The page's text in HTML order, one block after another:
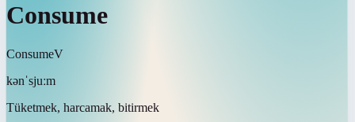
Consume
ConsumeV
kənˈsjuːm
Tüketmek, harcamak, bitirmek